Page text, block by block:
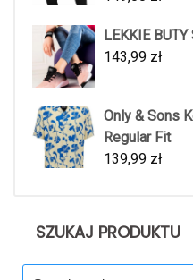
LEKKIE
143,99 zł
Only & Sons
Regular Fit
139,99 zł
SZUKAJ PRODUKTU